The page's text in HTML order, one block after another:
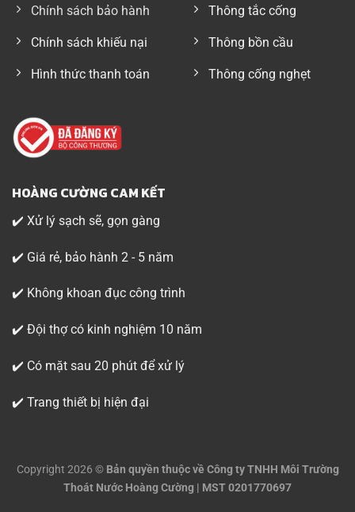
Chính sách bảo hành
Chính sách khiếu nại
Hình thức thanh toán
Thông tắc cống
Thông bồn cầu
Thông cống nghẹt
HOÀNG CƯỜNG CAM KẾT
✔️ Xử lý sạch sẽ, gọn gàng
✔️ Giá rẻ, bảo hành 2 - 5 năm
✔️ Không khoan đục công trình
✔️ Đội thợ có kinh nghiệm 10 năm
✔️ Có mặt sau 20 phút để xử lý
✔️ Trang thiết bị hiện đại
Copyright 2026 © Bản quyền thuộc về Công ty TNHH Môi Trường
Thoát Nước Hoàng Cường | MST 0201770697